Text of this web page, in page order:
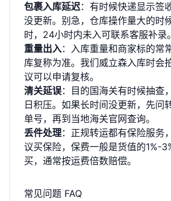
包裹入库延迟：有时候快递显示签
没更新。别急，仓库操作量大的时
时，24小时内未入可联系客服补录。
重量出入：入库重量和商家标的常
库复称为准。我们威立森入库时会
议可以申请复核。
清关延误：目的国海关有时候抽查
日积压。如果长时间没更新，先问
单号，再到当地海关官网查询。
丢件处理：正规转运都有保险服务
议买保险，保费一般是货值的1%-
买，通常按运费倍数赔偿。
常见问题 FAQ